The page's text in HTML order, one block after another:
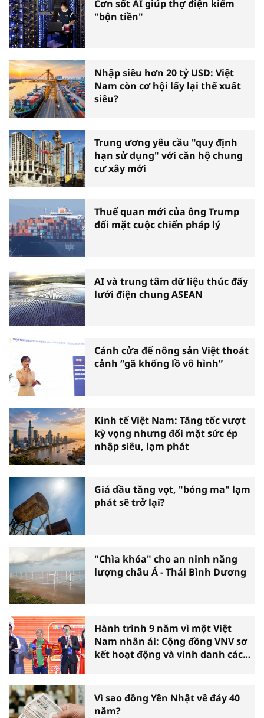
Cơn sốt AI giúp thợ điện kiếm
"bộn tiền"
Nhập siêu hơn 20 tỷ USD: Việt
Nam còn cơ hội lấy lại thế xuất
siêu?
Trung ương yêu cầu "quy định
hạn sử dụng" với căn hộ chung
cư xây mới
Thuế quan mới của ông Trump
đối mặt cuộc chiến pháp lý
AI và trung tâm dữ liệu thúc đẩy
lưới điện chung ASEAN
Cánh cửa để nông sản Việt thoát
cảnh “gã khổng lồ vô hình”
Kinh tế Việt Nam: Tăng tốc vượt
kỳ vọng nhưng đối mặt sức ép
nhập siêu, lạm phát
Giá dầu tăng vọt, "bóng ma" lạm
phát sẽ trở lại?
"Chìa khóa" cho an ninh năng
lượng châu Á - Thái Bình Dương
Hành trình 9 năm vì một Việt
Nam nhân ái: Cộng đồng VNV sơ
kết hoạt động và vinh danh các
Vì sao đồng Yên Nhật về đáy 40
năm?